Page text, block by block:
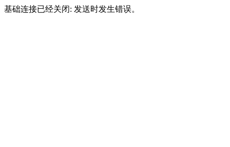
基础连接已经关闭: 发送时发生错误。